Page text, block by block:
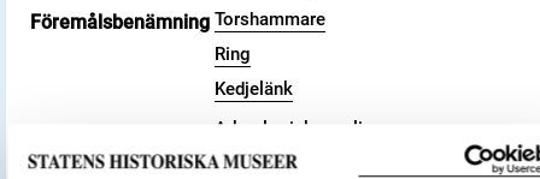
Föremålsbenämning Torshammare
Ring
Kedjelänk
Kategori
Arkeologisk samling
Religion och kult